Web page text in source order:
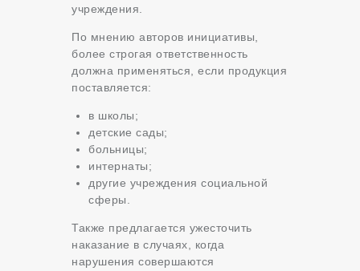
учреждения.
По мнению авторов инициативы,
более строгая ответственность
должна применяться, если продукция
поставляется:
в школы;
детские сады;
больницы;
интернаты;
другие учреждения социальной
сферы.
Также предлагается ужесточить
наказание в случаях, когда
нарушения совершаются